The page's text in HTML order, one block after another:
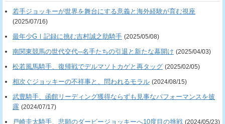
若手ジョッキーが世界を舞台にする意義と海外経験が育む視座
(2025/07/16)
最年少GⅠ記録に挑む吉村誠之助騎手 (2025/05/08)
南関東競馬の世代交代─名手たちの引退と新たな幕開け (2025/04/03)
松若風馬騎手、復帰戦でデルマソトカゲと再タッグ (2025/02/05)
相次ぐジョッキーの不祥事と、問われるモラル (2024/08/15)
武豊騎手、函館リーディング獲得ならずも見事なパフォーマンスを披
露 (2024/07/17)
戸崎圭太騎手、悲願のダービージョッキーへ10度目の挑戦 (2024/05/23)